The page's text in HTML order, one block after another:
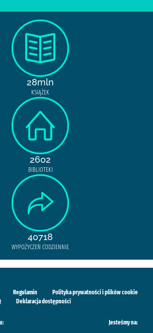
28mln
KSIĄŻEK
2602
BIBLIOTEKI
40718
WYPOŻYCZEŃ CODZIENNIE
Regulamin
Polityka prywatności i plików cookie
Deklaracja dostępności
Jesteśmy na: